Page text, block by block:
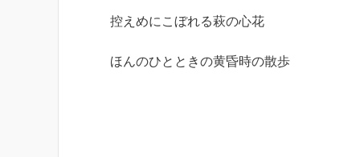
控えめにこぼれる萩の心花
ほんのひとときの黄昏時の散歩